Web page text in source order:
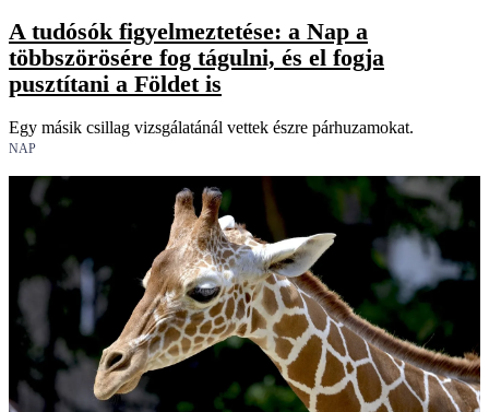
A tudósók figyelmeztetése: a Nap a
többszörösére fog tágulni, és el fogja
pusztítani a Földet is
Egy másik csillag vizsgálatánál vettek észre párhuzamokat.
NAP